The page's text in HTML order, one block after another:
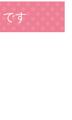
す